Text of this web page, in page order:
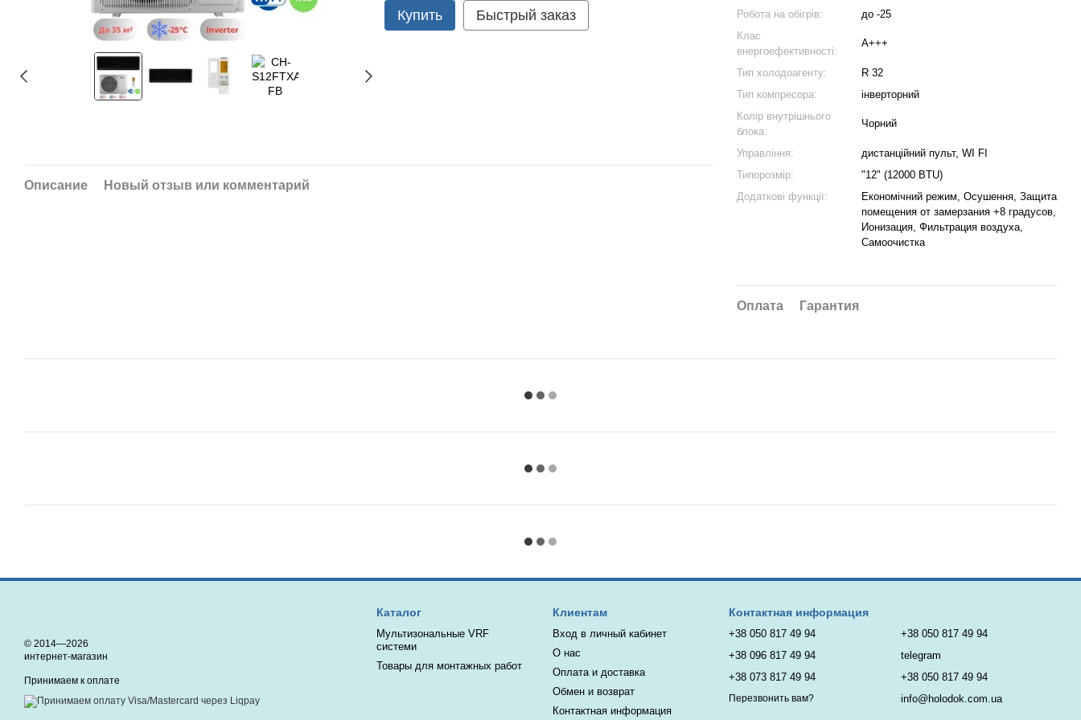
Купить Быстрый заказ
Робота на обігрів:
до -25
Клас
енергоефективності:
A+++
Тип холодоагенту:
R 32
Тип компресора:
інверторний
Колір внутрішнього
блока:
Чорний
Управління:
дистанційний пульт, WI FI
Типорозмір:
"12" (12000 BTU)
Додаткові функції:
Економічний режим, Осушення, Защита
помещения от замерзания +8 градусов,
Ионизация, Фильтрация воздуха,
Самоочистка
Оплата Гарантия
Описание Новый отзыв или комментарий
© 2014—2026
интернет-магазин
Принимаем к оплате
Каталог
Мультизональные VRF
системи
Товары для монтажных работ
Клиентам
Вход в личный кабинет
О нас
Оплата и доставка
Обмен и возврат
Контактная информация
Контактная информация
+38 050 817 49 94
+38 096 817 49 94
+38 073 817 49 94
Перезвонить вам?
+38 050 817 49 94
telegram
+38 050 817 49 94
info@holodok.com.ua